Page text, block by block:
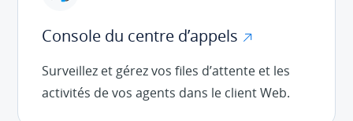
Console du centre d’appels
Surveillez et gérez vos files d’attente et les
activités de vos agents dans le client Web.